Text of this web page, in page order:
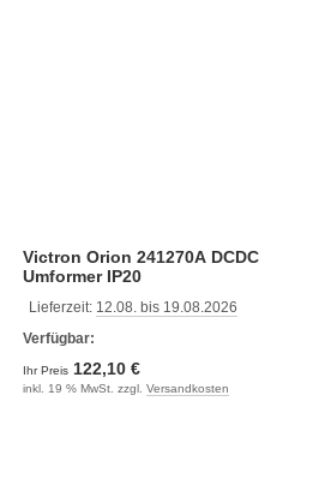
Victron Orion 241270A DCDC
Umformer IP20
Lieferzeit: 12.08. bis 19.08.2026
Verfügbar:
Ihr Preis 122,10 €
inkl. 19 % MwSt. zzgl. Versandkosten